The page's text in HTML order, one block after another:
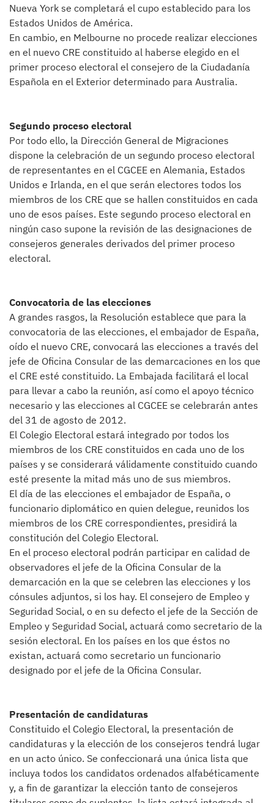
Nueva York se completará el cupo establecido para los
Estados Unidos de América.
En cambio, en Melbourne no procede realizar elecciones
en el nuevo CRE constituido al haberse elegido en el
primer proceso electoral el consejero de la Ciudadanía
Española en el Exterior determinado para Australia.
Segundo proceso electoral
Por todo ello, la Dirección General de Migraciones
dispone la celebración de un segundo proceso electoral
de representantes en el CGCEE en Alemania, Estados
Unidos e Irlanda, en el que serán electores todos los
miembros de los CRE que se hallen constituidos en cada
uno de esos países. Este segundo proceso electoral en
ningún caso supone la revisión de las designaciones de
consejeros generales derivados del primer proceso
electoral.
Convocatoria de las elecciones
A grandes rasgos, la Resolución establece que para la
convocatoria de las elecciones, el embajador de España,
oído el nuevo CRE, convocará las elecciones a través del
jefe de Oficina Consular de las demarcaciones en los que
el CRE esté constituido. La Embajada facilitará el local
para llevar a cabo la reunión, así como el apoyo técnico
necesario y las elecciones al CGCEE se celebrarán antes
del 31 de agosto de 2012.
El Colegio Electoral estará integrado por todos los
miembros de los CRE constituidos en cada uno de los
países y se considerará válidamente constituido cuando
esté presente la mitad más uno de sus miembros.
El día de las elecciones el embajador de España, o
funcionario diplomático en quien delegue, reunidos los
miembros de los CRE correspondientes, presidirá la
constitución del Colegio Electoral.
En el proceso electoral podrán participar en calidad de
observadores el jefe de la Oficina Consular de la
demarcación en la que se celebren las elecciones y los
cónsules adjuntos, si los hay. El consejero de Empleo y
Seguridad Social, o en su defecto el jefe de la Sección de
Empleo y Seguridad Social, actuará como secretario de la
sesión electoral. En los países en los que éstos no
existan, actuará como secretario un funcionario
designado por el jefe de la Oficina Consular.
Presentación de candidaturas
Constituido el Colegio Electoral, la presentación de
candidaturas y la elección de los consejeros tendrá lugar
en un acto único. Se confeccionará una única lista que
incluya todos los candidatos ordenados alfabéticamente
y, a fin de garantizar la elección tanto de consejeros